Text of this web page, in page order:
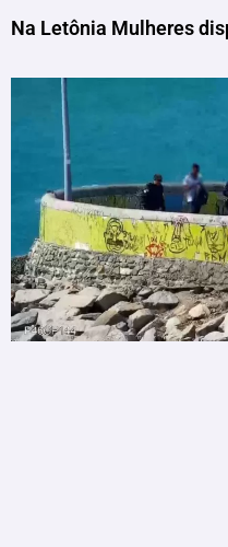
Na Letônia Mulheres